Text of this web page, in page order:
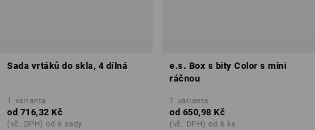
Sada vrtáků do skla, 4 dílná
1 varianta
od 716,32 Kč
(vč. DPH) od 6 sady
e.s. Box s bity Color s mini
ráčnou
1 varianta
od 650,98 Kč
(vč. DPH) od 6 ks